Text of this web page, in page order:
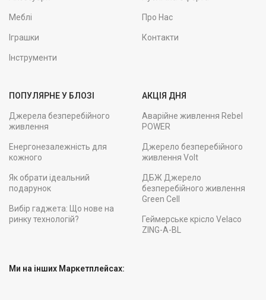
Меблі
Іграшки
Інструменти
Про Нас
Контакти
ПОПУЛЯРНЕ У БЛОЗІ
Джерела безперебійного
живлення
Енергонезалежність для
кожного
Як обрати ідеальний
подарунок
Вибір гаджета: Що нове на
ринку технологій?
АКЦІЯ ДНЯ
Аварійне живлення Rebel
POWER
Джерело безперебійного
живлення Volt
ДБЖ Джерело
безперебійного живлення
Green Cell
Геймерське крісло Velaco
ZING-A-BL
Ми на інших Маркетплейсах: